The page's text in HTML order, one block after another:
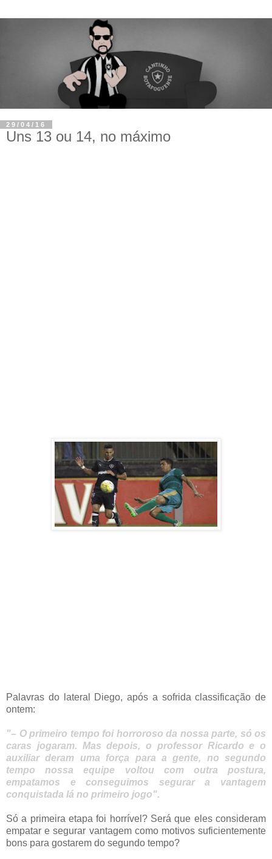
29/04/16
Uns 13 ou 14, no máximo
Palavras do lateral Diego, após a sofrida classificação de
ontem:
"– O primeiro tempo foi horroroso da nossa parte, só os
caras jogaram. Mas depois, o professor Ricardo e o
auxiliar deram uma força para a gente, no segundo
tempo nossa equipe voltou com outra postura,
empatamos e conseguimos segurar a vantagem
conquistada lá no primeiro jogo".
Só a primeira etapa foi horrível? Será que eles consideram
empatar e segurar vantagem como motivos suficientemente
bons para gostarem do segundo tempo?